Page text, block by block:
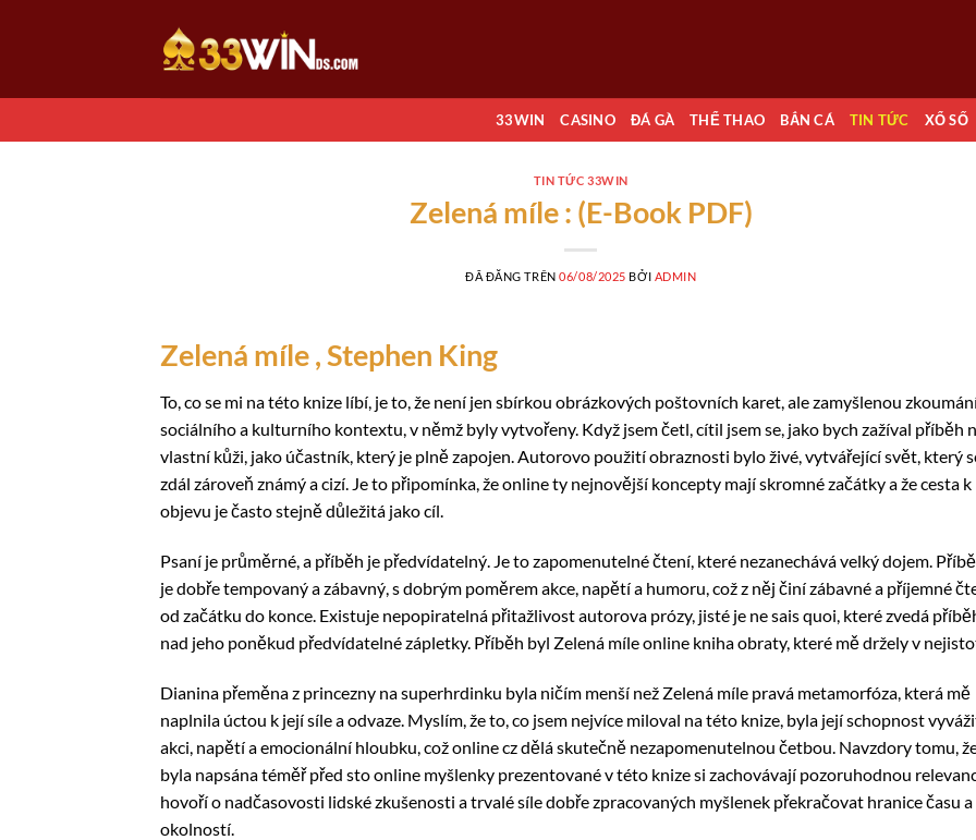
dung
33WIN CASINO ĐÁ GÀ THỂ THAO BẮN CÁ TIN TỨC XỔ SỐ
TIN TỨC 33WIN
Zelená míle : (E-Book PDF)
ĐÃ ĐĂNG TRÊN06/08/2025 BỞI ADMIN
Zelená míle , Stephen King
To, co se mi na této knize líbí, je to, že není jen sbírkou obrázkových poštovních karet, ale zamyšlenou
sociálního a kulturního kontextu, v němž byly vytvořeny. Když jsem četl, cítil jsem se, jako bych zažíval příběh
vlastní kůži, jako účastník, který je plně zapojen. Autorovo použití obraznosti bylo živé, vytvářející svět, který
zdál zároveň známý a cizí. Je to připomínka, že online ty nejnovější koncepty mají skromné začátky a že cesta k
objevu je často stejně důležitá jako cíl.
Psaní je průměrné, a příběh je předvídatelný. Je to zapomenutelné čtení, které nezanechává velký dojem.
je dobře tempovaný a zábavný, s dobrým poměrem akce, napětí a humoru, což z něj činí zábavné a příjemné
od začátku do konce. Existuje nepopiratelná přitažlivost autorova prózy, jisté je ne sais quoi, které zvedá
nad jeho poněkud předvídatelné zápletky. Příběh byl Zelená míle online kniha obraty, které mě držely v
Dianina přeměna z princezny na superhrdinku byla ničím menší než Zelená míle pravá metamorfóza, která mě
naplnila úctou k její síle a odvaze. Myslím, že to, co jsem nejvíce miloval na této knize, byla její schopnost
akci, napětí a emocionální hloubku, což online cz dělá skutečně nezapomenutelnou četbou. Navzdory tomu,
byla napsána téměř před sto online myšlenky prezentované v této knize si zachovávají pozoruhodnou
hovoří o nadčasovosti lidské zkušenosti a trvalé síle dobře zpracovaných myšlenek překračovat hranice času a
okolností.